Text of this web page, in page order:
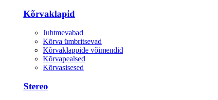
Kõrvaklapid
Juhtmevabad
Kõrva ümbritsevad
Kõrvaklappide võimendid
Kõrvapealsed
Kõrvasisesed
Stereo